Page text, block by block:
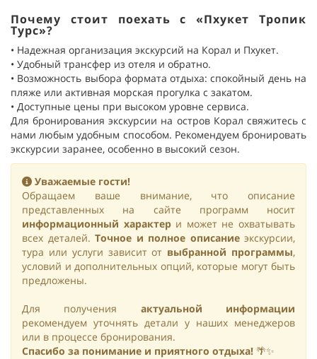
Почему стоит поехать с «Пхукет Тропик
Турс»?
• Надежная организация экскурсий на Корал и Пхукет.
• Удобный трансфер из отеля и обратно.
• Возможность выбора формата отдыха: спокойный день на
пляже или активная морская прогулка с закатом.
• Доступные цены при высоком уровне сервиса.
Для бронирования экскурсии на остров Корал свяжитесь с
нами любым удобным способом. Рекомендуем бронировать
экскурсии заранее, особенно в высокий сезон.
Уважаемые гости!
Обращаем ваше внимание, что описание
представленных на сайте программ носит
информационный характери может не охватывать
всех деталей. Точное и полное описаниеэкскурсии,
тура или услуги зависит от выбранной программы,
условий и дополнительных опций, которые могут быть
предложены.
Для получения актуальной информации
рекомендуем уточнять детали у наших менеджеров
или в процессе бронирования.
Спасибо за понимание и приятного отдыха! 🌴✨